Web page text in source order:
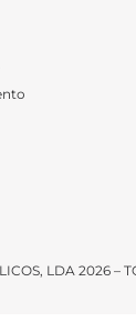
LDA 2026 –